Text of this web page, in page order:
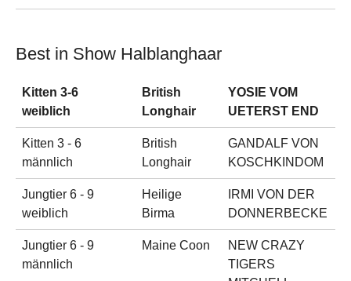
Best in Show Halblanghaar
Kitten 3-6
weiblich
British
Longhair
YOSIE VOM
UETERST END
Kitten 3 - 6
männlich
British
Longhair
GANDALF VON
KOSCHKINDOM
Jungtier 6 - 9
weiblich
Heilige
Birma
IRMI VON DER
DONNERBECKE
Jungtier 6 - 9
männlich
Maine Coon
NEW CRAZY
TIGERS